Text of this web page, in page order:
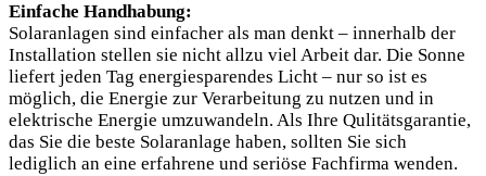
Einfache Handhabung:
Solaranlagen‍ sind einfacher als man‌ denkt – innerhalb der
Installation ⁢stellen sie nicht allzu viel Arbeit dar. Die Sonne
liefert jeden Tag energiesparendes ‌Licht – nur so ist es
möglich, die Energie‌ zur Verarbeitung⁢ zu ‍nutzen und ‍in
elektrische Energie umzuwandeln. Als‍ Ihre Qulitätsgarantie,‍
das Sie die beste Solaranlage​ haben, sollten Sie⁢ sich ​
lediglich an eine erfahrene und‌ seriöse ​Fachfirma wenden.